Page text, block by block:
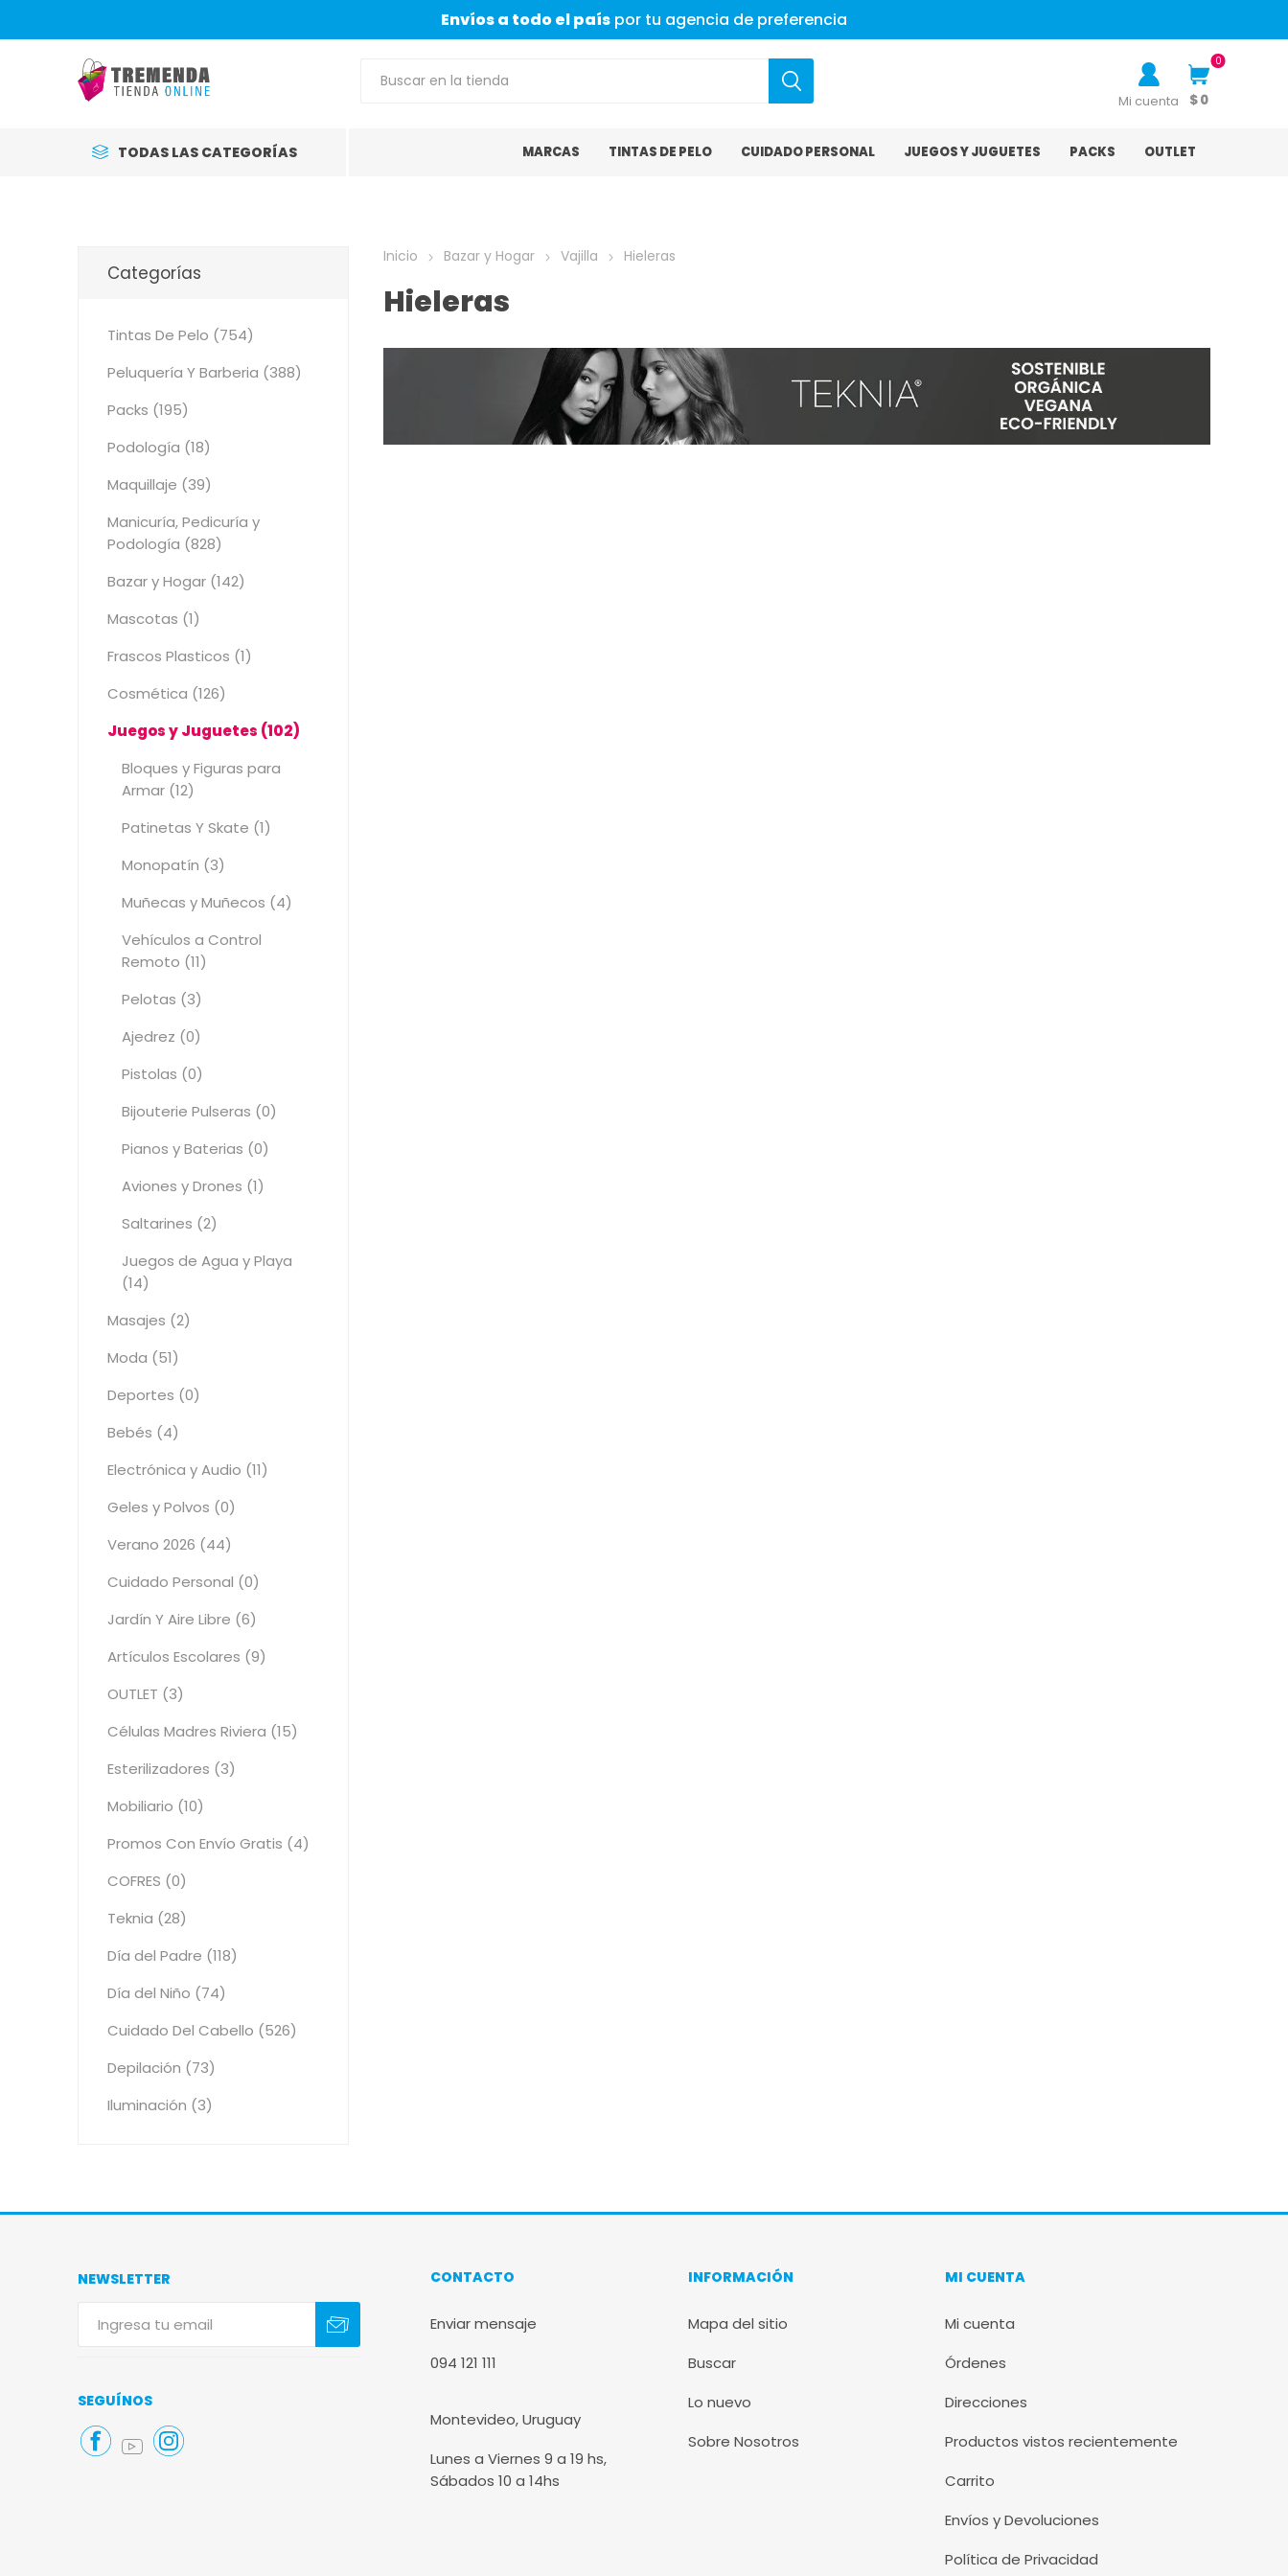
Envíos a todo el país por tu agencia de preferencia
Mi cuenta
0
$ 0
TODAS LAS CATEGORÍAS MARCAS TINTAS DE PELO CUIDADO PERSONAL JUEGOS Y JUGUETES PACKS OUTLET
Inicio Bazar y Hogar Vajilla Hieleras
Hieleras
Categorías
Tintas De Pelo (754)
Peluquería Y Barberia (388)
Packs (195)
Podología (18)
Maquillaje (39)
Manicuría, Pedicuría y
Podología (828)
Bazar y Hogar (142)
Mascotas (1)
Frascos Plasticos (1)
Cosmética (126)
Juegos y Juguetes (102)
Bloques y Figuras para
Armar (12)
Patinetas Y Skate (1)
Monopatín (3)
Muñecas y Muñecos (4)
Vehículos a Control
Remoto (11)
Pelotas (3)
Ajedrez (0)
Pistolas (0)
Bijouterie Pulseras (0)
Pianos y Baterias (0)
Aviones y Drones (1)
Saltarines (2)
Juegos de Agua y Playa
(14)
Masajes (2)
Moda (51)
Deportes (0)
Bebés (4)
Electrónica y Audio (11)
Geles y Polvos (0)
Verano 2026 (44)
Cuidado Personal (0)
Jardín Y Aire Libre (6)
Artículos Escolares (9)
OUTLET (3)
Células Madres Riviera (15)
Esterilizadores (3)
Mobiliario (10)
Promos Con Envío Gratis (4)
COFRES (0)
Teknia (28)
Día del Padre (118)
Día del Niño (74)
Cuidado Del Cabello (526)
Depilación (73)
Iluminación (3)
NEWSLETTER
SEGUÍNOS
CONTACTO
Enviar mensaje
094 121 111
Montevideo, Uruguay
Lunes a Viernes 9 a 19 hs,
Sábados 10 a 14hs
INFORMACIÓN
Mapa del sitio
Buscar
Lo nuevo
Sobre Nosotros
MI CUENTA
Mi cuenta
Órdenes
Direcciones
Productos vistos recientemente
Carrito
Envíos y Devoluciones
Política de Privacidad